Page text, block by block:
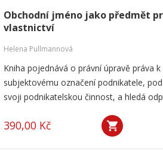
Obchodní jméno jako předmět
vlastnictví
Helena Pullmannová
Kniha pojednává o právní úpravě práva
subjektovému označení podnikatele,
svoji podnikatelskou činnost, a hledá
390,00 Kč